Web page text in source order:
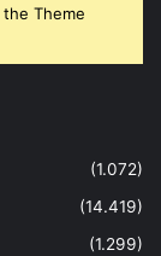
Theme
(1.072)
(14.419)
(1.299)